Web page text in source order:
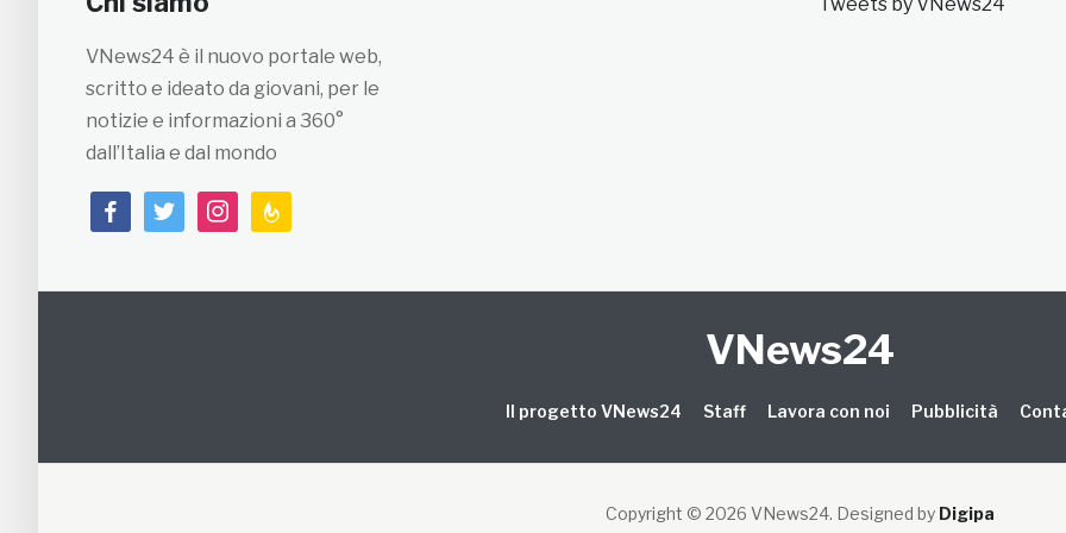
VNews24 è il nuovo portale web,
scritto e ideato da giovani, per le
notizie e informazioni a 360°
dall’Italia e dal mondo
facebooktwitterinstagramfeedburner
VNews24
Il progetto VNews24 Staff Lavora con noi Pubblicità
Copyright © 2026 VNews24. Designed by Digipa